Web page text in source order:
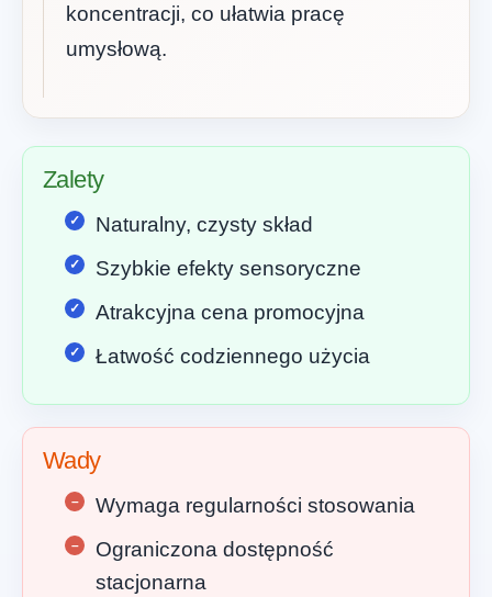
koncentracji, co ułatwia pracę
umysłową.
Zalety
Naturalny, czysty skład
Szybkie efekty sensoryczne
Atrakcyjna cena promocyjna
Łatwość codziennego użycia
Wady
Wymaga regularności stosowania
Ograniczona dostępność
stacjonarna